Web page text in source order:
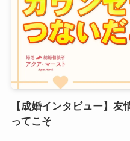
【成婚インタビュー】
ってこそ